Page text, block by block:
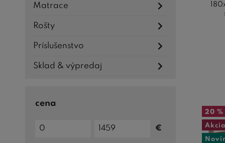
Matrace
Rošty
Príslušenstvo
Sklad & výpredaj
cena
Cena
Cena
do
€
20 %
Akcia